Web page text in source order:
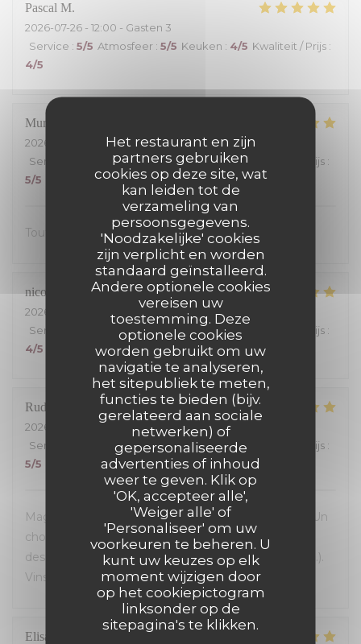
Het restaurant en zijn
partners gebruiken
cookies op deze site, wat
kan leiden tot de
verzameling van
persoonsgegevens.
'Noodzakelijke' cookies
zijn verplicht en worden
standaard geïnstalleerd.
Andere optionele cookies
vereisen uw
toestemming. Deze
optionele cookies
worden gebruikt om uw
navigatie te analyseren,
het sitepubliek te meten,
functies te bieden (bijv.
gerelateerd aan sociale
netwerken) of
gepersonaliseerde
advertenties of inhoud
weer te geven. Klik op
'OK, accepteer alle',
'Weiger alle' of
'Personaliseer' om uw
voorkeuren te beheren. U
kunt uw keuzes op elk
moment wijzigen door
op het cookiepictogram
linksonder op de
sitepagina's te klikken.
Pascal M
2026-07-26 - 12:00 - Gasten 3
Service : 5/5 Atmosfeer : 5/5 Keuken : 4/5 Kwaliteit / Prijs :
4/5
Muriel
2026-07-25
- 13:00 - Gasten 2
Service
Atmosfeer:5/5 Keuken:5/5 Kwaliteit / Prijs :
5/5
Tout était excellent, on s’est régalé.
nicolas
2026-07-24
- 19:30 - Gasten 4
Service
Atmosfeer : 5 /5 Keuken: 5 /5 Kwaliteit / Prijs :
4/5
Rudy
2026-07-23
- 19:30 - Gasten 5
Service
Atmosfeer:5/5 Keuken:5/5 Kwaliteit / Prijs :
5/5
Magnifique découverte! Accueil et service parfaits! Un
choix exceptionnel de viandes maturees...avec aussi
des alternatives de premier choix (homard, poisson...).
Vins fins. Une très belle adresse!
Elisabeth